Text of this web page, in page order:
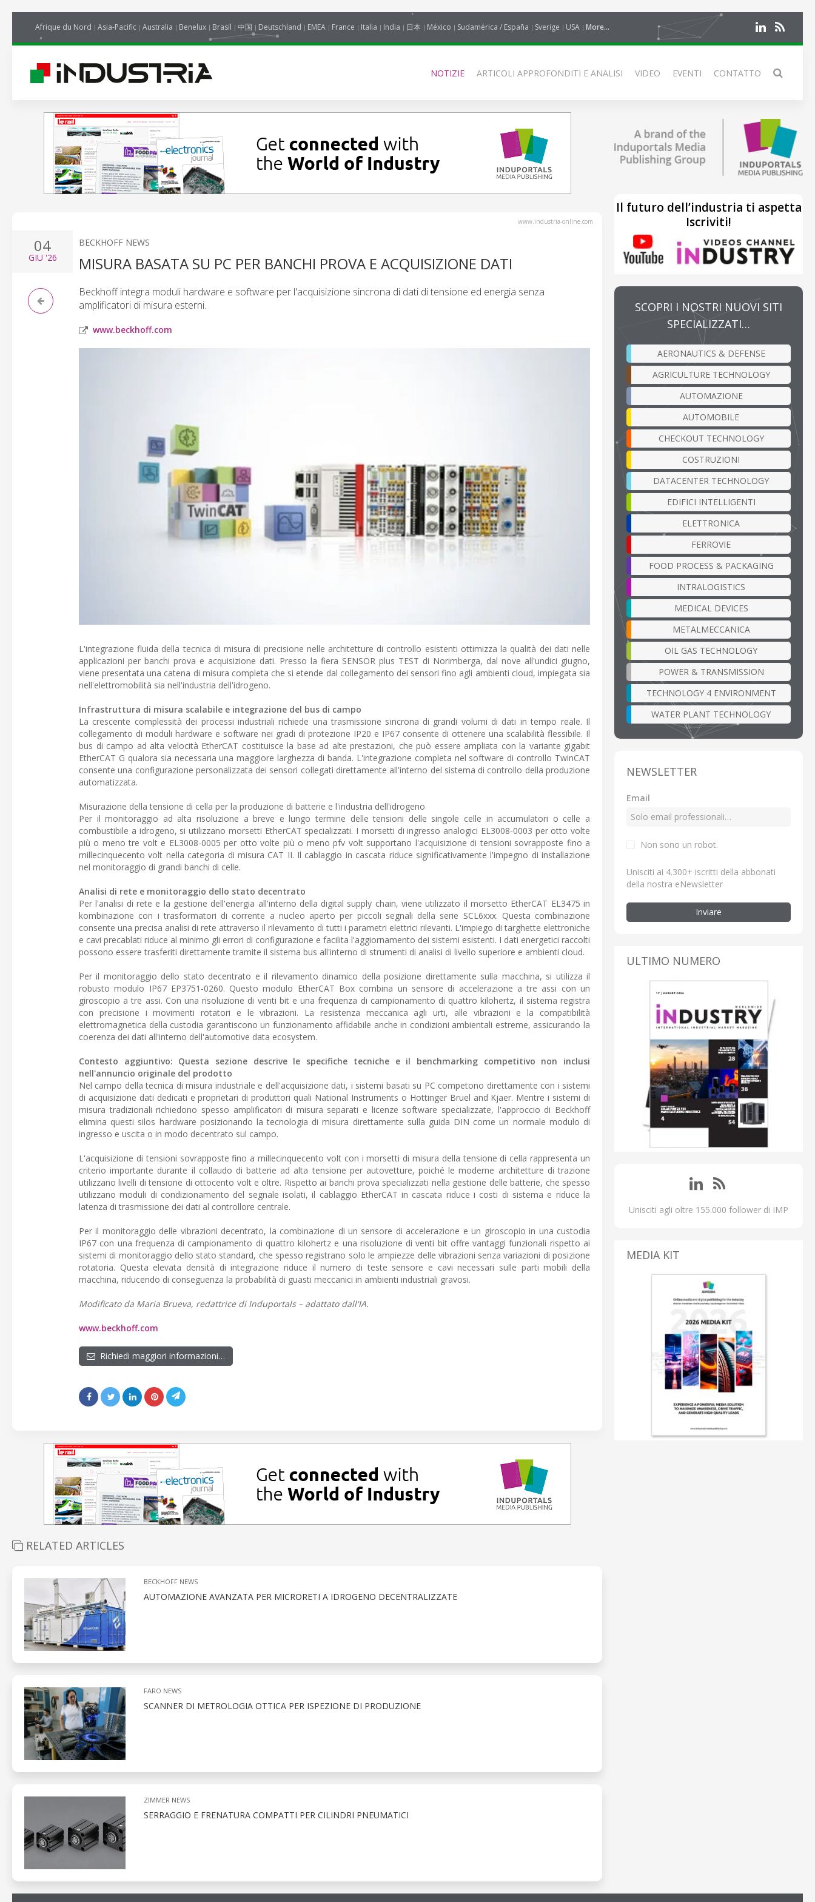
Afrique du Nord Asia-Pacific Australia Benelux Brasil 中国 Deutschland EMEA France Italia India 日本 México Sudamérica / España Sverige USA More...
NOTIZIE ARTICOLI APPROFONDITI E ANALISI VIDEO EVENTI CONTATTO
www.industria-online.com
04
GIU '26
BECKHOFF NEWS
MISURA BASATA SU PC PER BANCHI PROVA E ACQUISIZIONE DATI
Beckhoff integra moduli hardware e software per l'acquisizione sincrona di dati di tensione ed energia senza
amplificatori di misura esterni.
www.beckhoff.com
L'integrazione fluida della tecnica di misura di precisione nelle architetture di controllo esistenti ottimizza la qualità dei dati nelle
applicazioni per banchi prova e acquisizione dati. Presso la fiera SENSOR plus TEST di Norimberga, dal nove all'undici giugno,
viene presentata una catena di misura completa che si etende dal collegamento dei sensori fino agli ambienti cloud, impiegata sia
nell'elettromobilità sia nell'industria dell'idrogeno.
Infrastruttura di misura scalabile e integrazione del bus di campo
La crescente complessità dei processi industriali richiede una trasmissione sincrona di grandi volumi di dati in tempo reale. Il
collegamento di moduli hardware e software nei gradi di protezione IP20 e IP67 consente di ottenere una scalabilità flessibile. Il
bus di campo ad alta velocità EtherCAT costituisce la base ad alte prestazioni, che può essere ampliata con la variante gigabit
EtherCAT G qualora sia necessaria una maggiore larghezza di banda. L'integrazione completa nel software di controllo TwinCAT
consente una configurazione personalizzata dei sensori collegati direttamente all'interno del sistema di controllo della produzione
automatizzata.
Misurazione della tensione di cella per la produzione di batterie e l'industria dell'idrogeno
Per il monitoraggio ad alta risoluzione a breve e lungo termine delle tensioni delle singole celle in accumulatori o celle a
combustibile a idrogeno, si utilizzano morsetti EtherCAT specializzati. I morsetti di ingresso analogici EL3008-0003 per otto volte
più o meno tre volt e EL3008-0005 per otto volte più o meno pfv volt supportano l'acquisizione di tensioni sovrapposte fino a
millecinquecento volt nella categoria di misura CAT II. Il cablaggio in cascata riduce significativamente l'impegno di installazione
nel monitoraggio di grandi banchi di celle.
Analisi di rete e monitoraggio dello stato decentrato
Per l'analisi di rete e la gestione dell'energia all'interno della digital supply chain, viene utilizzato il morsetto EtherCAT EL3475 in
kombinazione con i trasformatori di corrente a nucleo aperto per piccoli segnali della serie SCL6xxx. Questa combinazione
consente una precisa analisi di rete attraverso il rilevamento di tutti i parametri elettrici rilevanti. L'impiego di targhette elettroniche
e cavi precablati riduce al minimo gli errori di configurazione e facilita l'aggiornamento dei sistemi esistenti. I dati energetici raccolti
possono essere trasferiti direttamente tramite il sistema bus all'interno di strumenti di analisi di livello superiore e ambienti cloud.
Per il monitoraggio dello stato decentrato e il rilevamento dinamico della posizione direttamente sulla macchina, si utilizza il
robusto modulo IP67 EP3751-0260. Questo modulo EtherCAT Box combina un sensore di accelerazione a tre assi con un
giroscopio a tre assi. Con una risoluzione di venti bit e una frequenza di campionamento di quattro kilohertz, il sistema registra
con precisione i movimenti rotatori e le vibrazioni. La resistenza meccanica agli urti, alle vibrazioni e la compatibilità
elettromagnetica della custodia garantiscono un funzionamento affidabile anche in condizioni ambientali estreme, assicurando la
coerenza dei dati all'interno dell'automotive data ecosystem.
Contesto aggiuntivo: Questa sezione descrive le specifiche tecniche e il benchmarking competitivo non inclusi
nell'annuncio originale del prodotto
Nel campo della tecnica di misura industriale e dell'acquisizione dati, i sistemi basati su PC competono direttamente con i sistemi
di acquisizione dati dedicati e proprietari di produttori quali National Instruments o Hottinger Bruel and Kjaer. Mentre i sistemi di
misura tradizionali richiedono spesso amplificatori di misura separati e licenze software specializzate, l'approccio di Beckhoff
elimina questi silos hardware posizionando la tecnologia di misura direttamente sulla guida DIN come un normale modulo di
ingresso e uscita o in modo decentrato sul campo.
L'acquisizione di tensioni sovrapposte fino a millecinquecento volt con i morsetti di misura della tensione di cella rappresenta un
criterio importante durante il collaudo di batterie ad alta tensione per autovetture, poiché le moderne architetture di trazione
utilizzano livelli di tensione di ottocento volt e oltre. Rispetto ai banchi prova specializzati nella gestione delle batterie, che spesso
utilizzano moduli di condizionamento del segnale isolati, il cablaggio EtherCAT in cascata riduce i costi di sistema e riduce la
latenza di trasmissione dei dati al controllore centrale.
Per il monitoraggio delle vibrazioni decentrato, la combinazione di un sensore di accelerazione e un giroscopio in una custodia
IP67 con una frequenza di campionamento di quattro kilohertz e una risoluzione di venti bit offre vantaggi funzionali rispetto ai
sistemi di monitoraggio dello stato standard, che spesso registrano solo le ampiezze delle vibrazioni senza variazioni di posizione
rotatoria. Questa elevata densità di integrazione riduce il numero di teste sensore e cavi necessari sulle parti mobili della
macchina, riducendo di conseguenza la probabilità di guasti meccanici in ambienti industriali gravosi.
Modificato da Maria Brueva, redattrice di Induportals – adattato dall'IA.
www.beckhoff.com
Richiedi maggiori informazioni…
RELATED ARTICLES
BECKHOFF NEWS
AUTOMAZIONE AVANZATA PER MICRORETI A IDROGENO DECENTRALIZZATE
FARO NEWS
SCANNER DI METROLOGIA OTTICA PER ISPEZIONE DI PRODUZIONE
ZIMMER NEWS
SERRAGGIO E FRENATURA COMPATTI PER CILINDRI PNEUMATICI
Il futuro dell’industria ti aspetta
Iscriviti!
SCOPRI I NOSTRI NUOVI SITI
SPECIALIZZATI…
AERONAUTICS & DEFENSE
AGRICULTURE TECHNOLOGY
AUTOMAZIONE
AUTOMOBILE
CHECKOUT TECHNOLOGY
COSTRUZIONI
DATACENTER TECHNOLOGY
EDIFICI INTELLIGENTI
ELETTRONICA
FERROVIE
FOOD PROCESS & PACKAGING
INTRALOGISTICS
MEDICAL DEVICES
METALMECCANICA
OIL GAS TECHNOLOGY
POWER & TRANSMISSION
TECHNOLOGY 4 ENVIRONMENT
WATER PLANT TECHNOLOGY
NEWSLETTER
Email
Non sono un robot.
Unisciti ai 4.300+ iscritti della abbonati
della nostra eNewsletter
Inviare
ULTIMO NUMERO
Unisciti agli oltre 155.000 follower di IMP
MEDIA KIT